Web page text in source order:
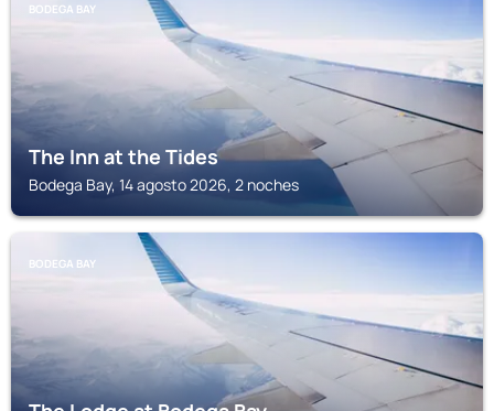
BODEGA BAY
The Inn at the Tides
Bodega Bay, 14 agosto 2026, 2 noches
BODEGA BAY